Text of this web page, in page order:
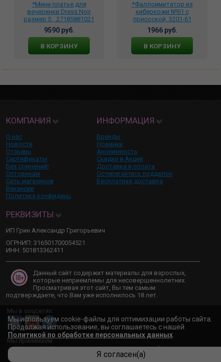
*Мини платье для
вечеринки Dress Noir
размер S., 27185881021
9590 руб.
В КОРЗИНУ
*Фаллоимитатор из
киберкожи №61 с
присоской, 3201-61
1966 руб.
В КОРЗИНУ
КОМПАНИЯ
О нас
Новости
Отзывы
Сертификаты
Без сомнений!
Оптовикам
Сеть магазинов
Вакансии
Политика конфиденц.
ИНФОРМАЦИЯ
Бренды
Новинки
Анонимность
Скидки и Акции
Доставка и оплата
Остерегайтесь подделок
Бесплатная доставка
РЕКВИЗИТЫ
ИП Грин Александр Григорьевич
ОГРНИП: 316501700054521
ИНН: 501813362411
Данный сайт содержит материалы для взрослых,
которые неприемлемы для несовершеннолетних.
Просматривая этот сайт, Вы тем самым
подтверждаете, что Вам уже исполнилось 18 лет.
Мы в соцсетях:
Мы принимаем:
Мы используем cookie-файлы для оптимизации работы сайта.
Продолжая использование, вы соглашаетесь с нашей
Политикой по обработке персональных данных
Я согласен(а)